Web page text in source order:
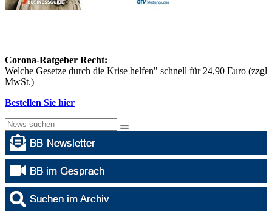
Corona-Ratgeber Recht:
Welche Gesetze durch die Krise helfen" schnell für 24,90 Euro (zzgl
MwSt.)
Bestellen Sie hier